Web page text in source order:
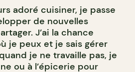
adoré cuisiner, je passe
de nouvelles
J’ai la chance
je peux et je sais gérer
je ne travaille pas, je
ou à l’épicerie pour